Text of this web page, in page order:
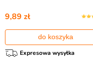
9,89 zł
do koszyka
Expresowa wysyłka